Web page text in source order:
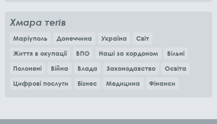
Хмара тегів
Маріуполь Донеччина Україна
Світ
Життя в окупації
ВПО Наші за кордоном
Вільні
Полонені
Війна Влада Законодавство
Освіта
Цифрові послуги
Бізнес Медицина Фінанси